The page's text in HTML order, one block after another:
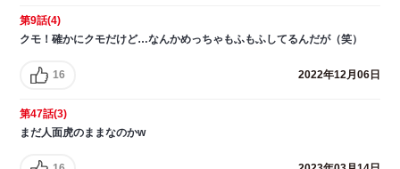
第9話(4)
クモ！確かにクモだけど…なんかめっちゃもふもふしてるんだが（笑）
16 2022年12月06日
第47話(3)
まだ人面虎のままなのかw